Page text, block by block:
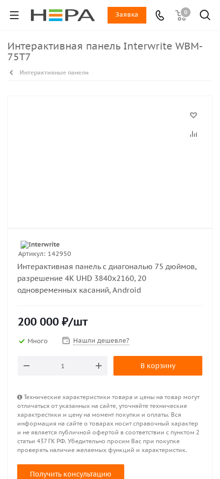
0
Заявка
Интерактивная панель Interwrite WBM-
75T7
Интерактивные панели
Артикул: 142950
Интерактивная панель с диагональю 75 дюймов,
разрешение 4K UHD 3840x2160, 20
одновременных касаний, Android
200 000 ₽/шт
Много Нашли дешевле?
В корзину
Технические характеристики товара и цены на товар могут
отличаться от указанных на сайте, уточняйте технические
характрестики и цену на момент покупки и оплаты. Вся
информация на сайте о товарах носит справочный характер
и не является публичной офертой в соответствии с пунктом 2
статьи 437 ГК РФ. Убедительно просим Вас при покупке
проверять наличие желаемых функций и характеристик.
Получить консультацию